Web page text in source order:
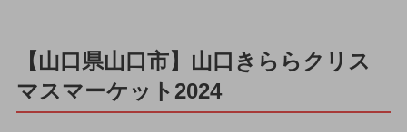
【山口県山口市】山口きららクリス
マスマーケット2024